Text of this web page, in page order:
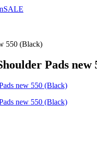
SALE
550 (Black)
Pads new